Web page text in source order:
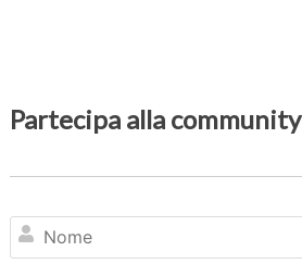
Partecipa alla community